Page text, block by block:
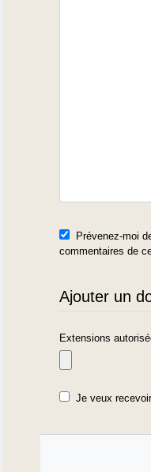
Prévenez-moi
commentaires de
Ajouter un
Extensions
Je veux